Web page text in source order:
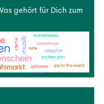
gehört für Dich zum